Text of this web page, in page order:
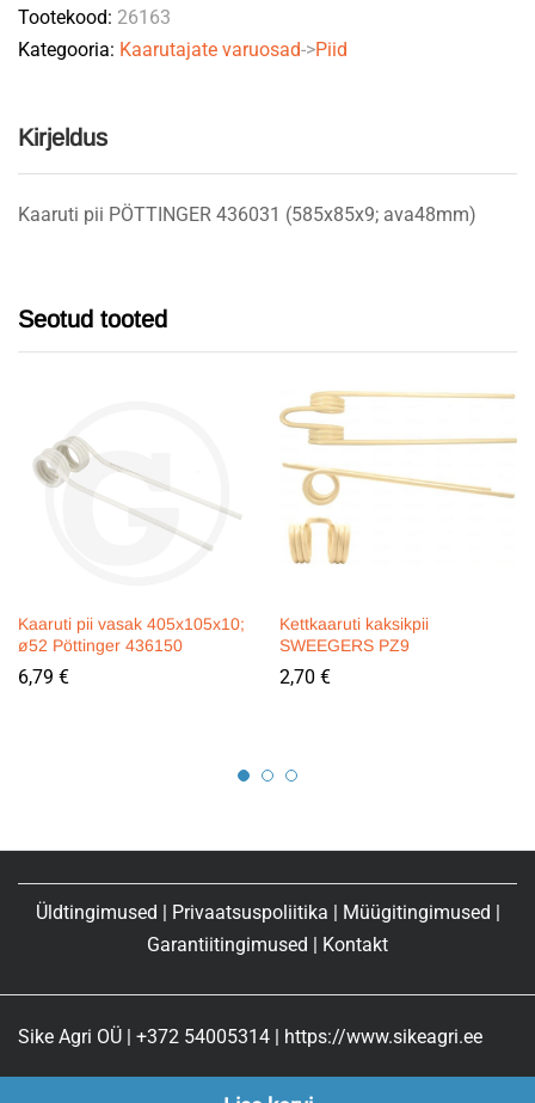
quantity
Tootekood: 26163
Kategooria: Kaarutajate varuosad->Piid
Kirjeldus
Kaaruti pii PÖTTINGER 436031 (585x85x9; ava48mm)
Seotud tooted
Kaaruti pii vasak 405x105x10;
ø52 Pöttinger 436150
6,79 €
Kettkaaruti kaksikpii
SWEEGERS PZ9
2,70 €
Üldtingimused Privaatsuspoliitika Müügitingimused
Garantiitingimused
Kontakt
Sike Agri OÜ | +372 54005314 | https://www.sikeagri.ee